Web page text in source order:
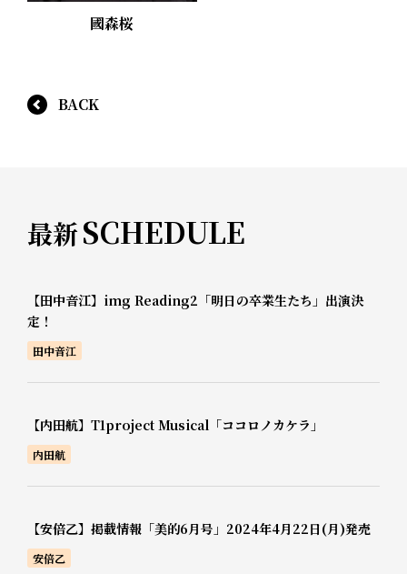
國森桜
BACK
最新SCHEDULE
【田中音江】img Reading2「明日の卒業生たち」出演決
定！
田中音江
【内田航】T1project Musical「ココロノカケラ」
内田航
【安倍乙】掲載情報「美的6月号」2024年4月22日(月)発売
安倍乙